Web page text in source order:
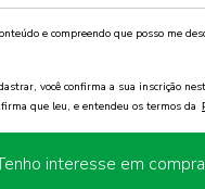
e compreendo que posso me
você confirma a sua inscrição
que leu, e entendeu os termos da
interesse em